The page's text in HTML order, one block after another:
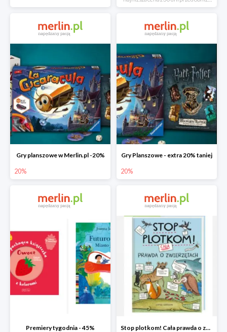
Gry planszowe w Merlin.pl -20%
20%
Gry Planszowe - extra 20% taniej
20%
Premiery tygodnia - 45% Stop plotkom! Cała prawda o zwierzętach